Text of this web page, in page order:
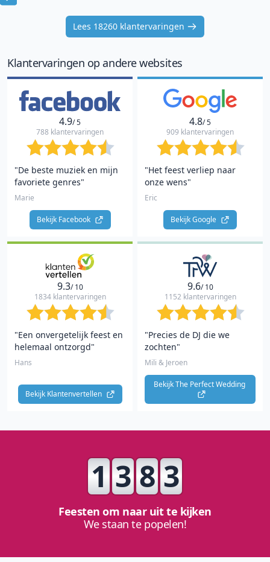
Item
Lees 18260 klantervaringen
Klantervaringen op andere websites
4.9/ 5
788 klantervaringen
"De beste muziek en mijn
favoriete genres"
Marie
Bekijk Facebook
4.8/ 5
909 klantervaringen
"Het feest verliep naar
onze wens"
Eric
Bekijk Google
9.3/ 10
1834 klantervaringen
"Een onvergetelijk feest en
helemaal ontzorgd"
Hans
Bekijk Klantenvertellen
9.6/ 10
1152 klantervaringen
"Precies de DJ die we
zochten"
Mili & Jeroen
Bekijk The Perfect Wedding
1 3 8 3
Feesten om naar uit te kijken
We staan te popelen!